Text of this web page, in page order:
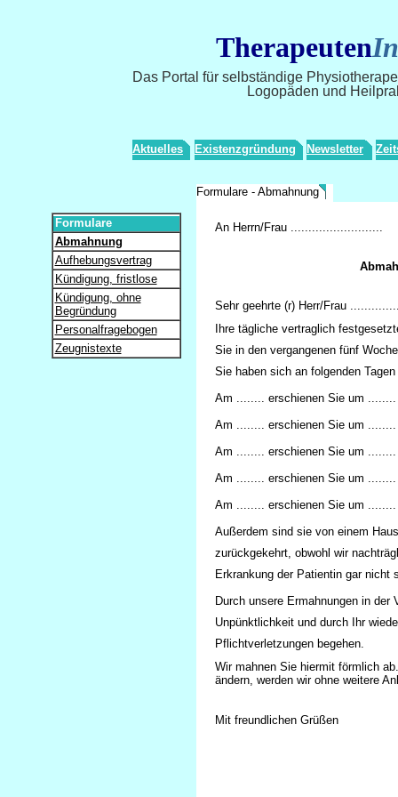
Therapeuten
Das Portal für selbständige
Logopäden und
Aktuelles Existenzgründung Newsletter
Formulare
Abmahnung
Aufhebungsvertrag
Kündigung, fristlose
Kündigung, ohne
Begründung
Personalfragebogen
Zeugnistexte
Formulare - Abmahnung
An Herrn/Frau ..........................
Sehr geehrte (r) Herr/Frau
Ihre tägliche vertraglich
Sie in den vergangenen fünf
Sie haben sich an folgenden
Am ........ erschienen Sie um ........
Am ........ erschienen Sie um ........
Am ........ erschienen Sie um ........
Am ........ erschienen Sie um ........
Am ........ erschienen Sie um ........
Außerdem sind sie von einem
zurückgekehrt, obwohl wir
Erkrankung der Patientin gar nicht
Durch unsere Ermahnungen in
Unpünktlichkeit und durch Ihr
Pflichtverletzungen begehen.
Wir mahnen Sie hiermit förmlich
ändern, werden wir ohne weitere
Mit freundlichen Grüßen